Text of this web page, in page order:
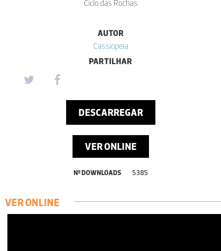
Ciclo das Rochas
AUTOR
Cassiopeia
PARTILHAR
DESCARREGAR
VER ONLINE
Nº DOWNLOADS 5385
VER ONLINE